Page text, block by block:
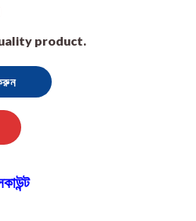
product.
Blue) quantity